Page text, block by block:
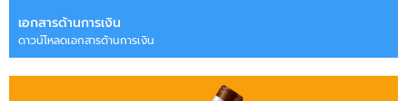
เอกสารด้านการเงิน
ดาวน์โหลดเอกสารด้านการเงิน